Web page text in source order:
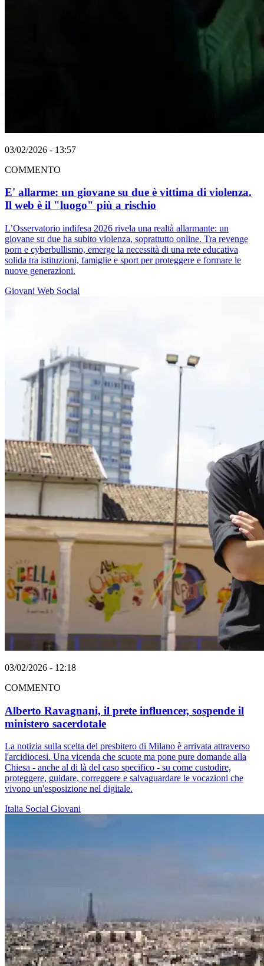
03/02/2026 - 13:57
COMMENTO
E' allarme: un giovane su due è vittima di violenza.
Il web è il "luogo" più a rischio
L’Osservatorio indifesa 2026 rivela una realtà allarmante: un
giovane su due ha subito violenza, soprattutto online. Tra revenge
porn e cyberbullismo, emerge la necessità di una rete educativa
solida tra istituzioni, famiglie e sport per proteggere e formare le
nuove generazioni.
Giovani Web Social
03/02/2026 - 12:18
COMMENTO
Alberto Ravagnani, il prete influencer, sospende il
ministero sacerdotale
La notizia sulla scelta del presbitero di Milano è arrivata attraverso
l'arcidiocesi. Una vicenda che scuote ma pone pure domande alla
Chiesa - anche al di là del caso specifico - su come custodire,
proteggere, guidare, correggere e salvaguardare le vocazioni che
vivono un'esposizione nel digitale.
Italia Social Giovani